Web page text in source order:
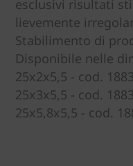
esclusivi risultati
lievemente
Stabilimento di
Disponibile nelle
25x2x5,5 - cod.
25x3x5,5 - cod.
25x5,8x5,5 - cod.